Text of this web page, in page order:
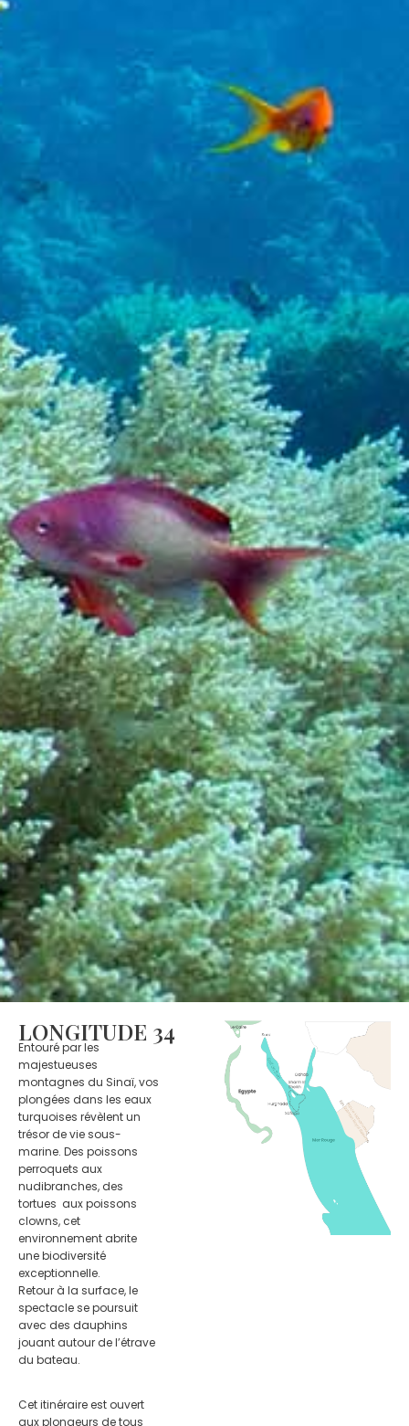
LONGITUDE 34
Entouré par les
majestueuses
montagnes du Sinaï, vos
plongées dans les eaux
turquoises révèlent un
trésor de vie sous-
marine. Des poissons
perroquets aux
nudibranches, des
tortues aux poissons
clowns, cet
environnement abrite
une biodiversité
exceptionnelle.
Retour à la surface, le
spectacle se poursuit
avec des dauphins
jouant autour de l’étrave
du bateau.
Cet itinéraire est ouvert
aux plongeurs de tous